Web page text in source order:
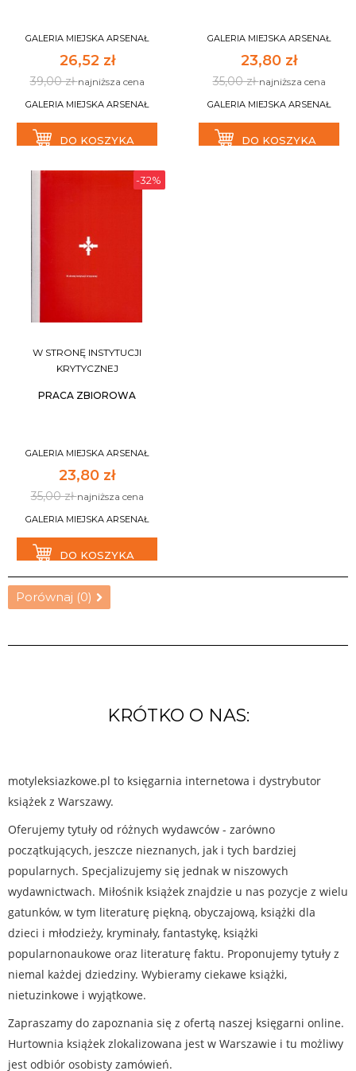
GALERIA MIEJSKA ARSENAŁ
26,52 zł
39,00 złnajniższa cena
GALERIA MIEJSKA ARSENAŁ
DO KOSZYKA
GALERIA MIEJSKA ARSENAŁ
23,80 zł
35,00 złnajniższa cena
GALERIA MIEJSKA ARSENAŁ
DO KOSZYKA
-32%
W STRONĘ INSTYTUCJI
KRYTYCZNEJ
PRACA ZBIOROWA
GALERIA MIEJSKA ARSENAŁ
23,80 zł
35,00 złnajniższa cena
GALERIA MIEJSKA ARSENAŁ
DO KOSZYKA
Porównaj (0)
KRÓTKO O NAS:
motyleksiazkowe.pl to księgarnia internetowa i dystrybutor
książek z Warszawy.
Oferujemy tytuły od różnych wydawców - zarówno
początkujących, jeszcze nieznanych, jak i tych bardziej
popularnych. Specjalizujemy się jednak w niszowych
wydawnictwach. Miłośnik książek znajdzie u nas pozycje z wielu
gatunków, w tym literaturę piękną, obyczajową, książki dla
dzieci i młodzieży, kryminały, fantastykę, książki
popularnonaukowe oraz literaturę faktu. Proponujemy tytuły z
niemal każdej dziedziny. Wybieramy ciekawe książki,
nietuzinkowe i wyjątkowe.
Zapraszamy do zapoznania się z ofertą naszej księgarni online.
Hurtownia książek zlokalizowana jest w Warszawie i tu możliwy
jest odbiór osobisty zamówień.